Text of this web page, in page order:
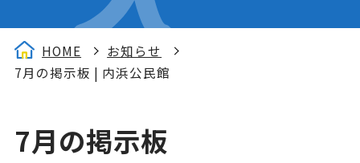
HOME
お知らせ
7月の掲示板 | 内浜公民館
7月の掲示板